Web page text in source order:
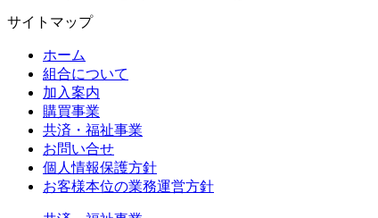
サイトマップ
ホーム
組合について
加入案内
購買事業
共済・福祉事業
お問い合せ
個人情報保護方針
お客様本位の業務運営方針